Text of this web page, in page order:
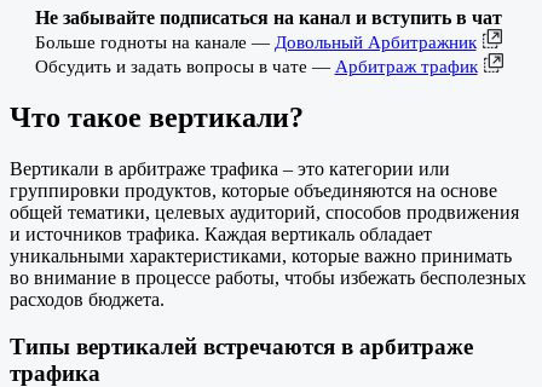
Не забывайте подписаться на канал и вступить в чат
Больше годноты на канале — Довольный Арбитражник
Обсудить и задать вопросы в чате — Арбитраж трафик
Что такое вертикали?
Вертикали в арбитраже трафика – это категории или
группировки продуктов, которые объединяются на основе
общей тематики, целевых аудиторий, способов продвижения
и источников трафика. Каждая вертикаль обладает
уникальными характеристиками, которые важно принимать
во внимание в процессе работы, чтобы избежать бесполезных
расходов бюджета.
Типы вертикалей встречаются в арбитраже
трафика